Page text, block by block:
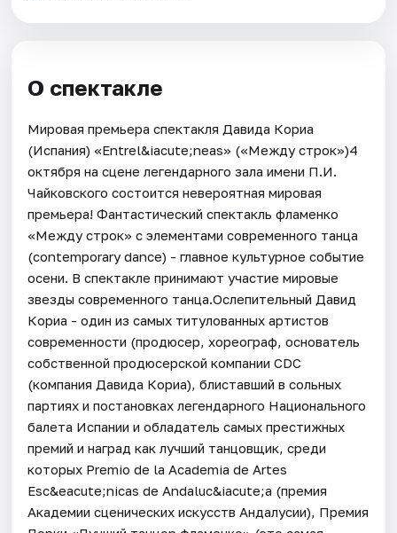
О спектакле
Мировая премьера спектакля Давида Кориа
(Испания) «Entrel&iacute;neas» («Между строк»)4
октября на сцене легендарного зала имени П.И.
Чайковского состоится невероятная мировая
премьера! Фантастический спектакль фламенко
«Между строк» с элементами современного танца
(сontemporary dance) - главное культурное событие
осени. В спектакле принимают участие мировые
звезды современного танца.Ослепительный Давид
Кориа - один из самых титулованных артистов
современности (продюсер, хореограф, основатель
собственной продюсерской компании CDC
(компания Давида Кориа), блиставший в сольных
партиях и постановках легендарного Национального
балета Испании и обладатель самых престижных
премий и наград как лучший танцовщик, среди
которых Premio de la Academia de Artes
Esc&eacute;nicas de Andaluc&iacute;a (премия
Академии сценических искусств Андалусии), Премия